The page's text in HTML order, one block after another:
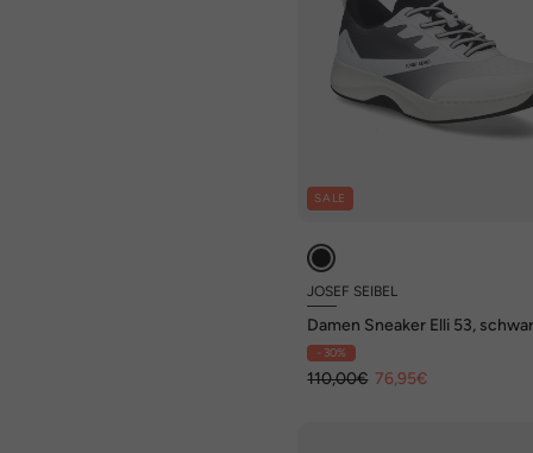
SALE
JOSEF SEIBEL
Damen Sneaker Elli 53,
kombi
- 30%
110,00€ 76,95€